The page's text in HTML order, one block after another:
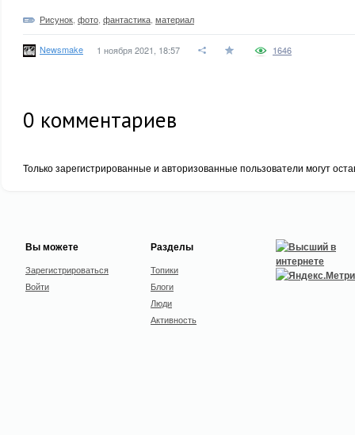
Рисунок фото фантастика материал
Newsmake 1 ноября 2021, 18:57 1646
0 комментариев
Только зарегистрированные и авторизованные пользователи могут
Вы можете
Зарегистрироваться
Войти
Разделы
Топики
Блоги
Люди
Активность